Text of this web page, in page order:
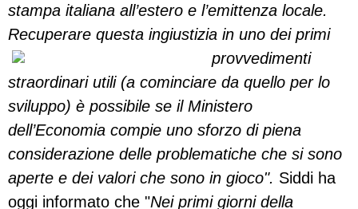
stampa italiana all’estero e l’emittenza locale.
Recuperare questa ingiustizia in uno dei primi
provvedimenti
straordinari utili (a cominciare da quello per lo
sviluppo) è possibile se il Ministero
dell’Economia compie uno sforzo di piena
considerazione delle problematiche che si sono
aperte e dei valori che sono in gioco". Siddi ha
oggi informato che "Nei primi giorni della